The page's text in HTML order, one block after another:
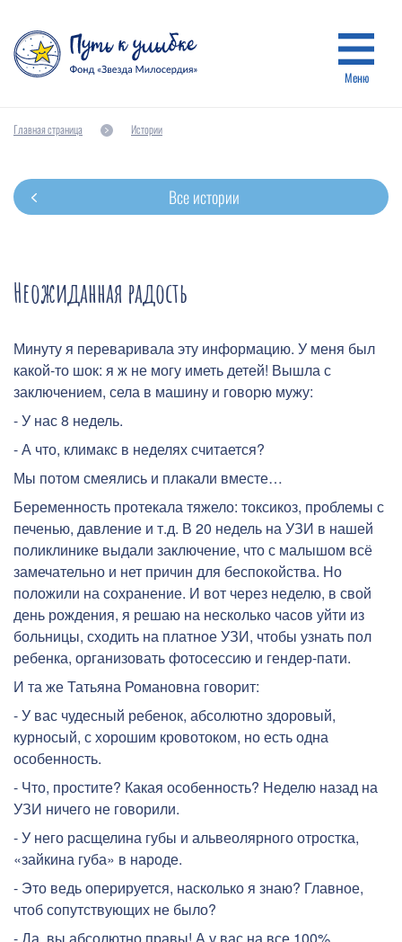
Меню
Главная страница Истории
Все истории
Неожиданная радость
Минуту я переваривала эту информацию. У меня был
какой-то шок: я ж не могу иметь детей! Вышла с
заключением, села в машину и говорю мужу:
- У нас 8 недель.
- А что, климакс в неделях считается?
Мы потом смеялись и плакали вместе…
Беременность протекала тяжело: токсикоз, проблемы с
печенью, давление и т.д. В 20 недель на УЗИ в нашей
поликлинике выдали заключение, что с малышом всё
замечательно и нет причин для беспокойства. Но
положили на сохранение. И вот через неделю, в свой
день рождения, я решаю на несколько часов уйти из
больницы, сходить на платное УЗИ, чтобы узнать пол
ребенка, организовать фотосессию и гендер-пати.
И та же Татьяна Романовна говорит:
- У вас чудесный ребенок, абсолютно здоровый,
курносый, с хорошим кровотоком, но есть одна
особенность.
- Что, простите? Какая особенность? Неделю назад на
УЗИ ничего не говорили.
- У него расщелина губы и альвеолярного отростка,
«зайкина губа» в народе.
- Это ведь оперируется, насколько я знаю? Главное,
чтоб сопутствующих не было?